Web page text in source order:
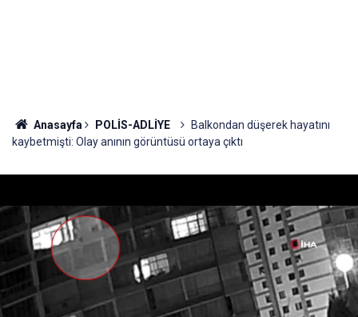
Anasayfa POLİS-ADLİYE
Balkondan düşerek hayatını
kaybetmişti: Olay anının görüntüsü ortaya çıktı